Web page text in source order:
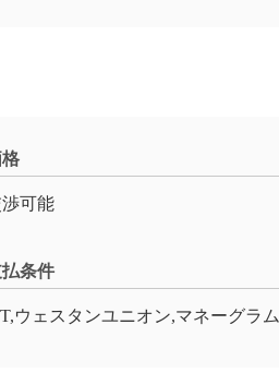
可能
条件
ウェスタンユニオン,マネーグラム